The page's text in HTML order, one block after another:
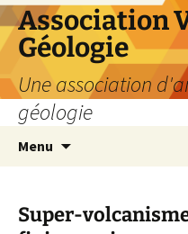
Aller
au
contenu
Association
Géologie
Une association
géologie
Menu
Super-